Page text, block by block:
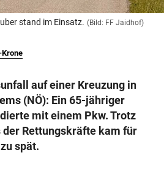
stand im Einsatz. (Bild: FF Jaidhof)
auf einer Kreuzung in
(NÖ): Ein 65-jähriger
mit einem Pkw. Trotz
Rettungskräfte kam für
spät.